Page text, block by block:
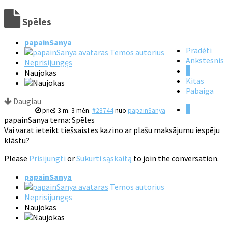
Spēles
Pradėti
Ankstesnis
Kitas
Pabaiga
papainSanya
Temos autorius
Neprisijungęs
Naujokas
Daugiau
prieš 3 m. 3 mėn. #28744nuo papainSanya
papainSanya tema: Spēles
Vai varat ieteikt tiešsaistes kazino ar plašu maksājumu iespēju
klāstu?
Please Prisijungti orSukurti sąskaitą to join the conversation.
papainSanya
Temos autorius
Neprisijungęs
Naujokas